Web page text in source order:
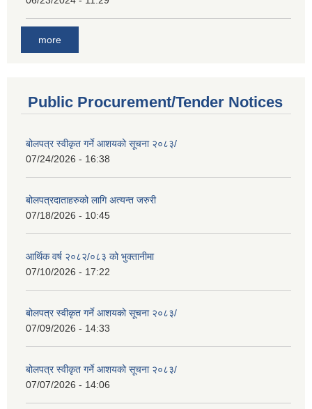
more
Public Procurement/Tender Notices
बोलपत्र स्वीकृत गर्ने आशयको सूचना २०८३/
07/24/2026 - 16:38
बोलपत्रदाताहरुको लागि अत्यन्त जरुरी
07/18/2026 - 10:45
आर्थिक वर्ष २०८२/०८३ को भुक्तानीमा
07/10/2026 - 17:22
बोलपत्र स्वीकृत गर्ने आशयको सूचना २०८३/
07/09/2026 - 14:33
बोलपत्र स्वीकृत गर्ने आशयको सूचना २०८३/
07/07/2026 - 14:06